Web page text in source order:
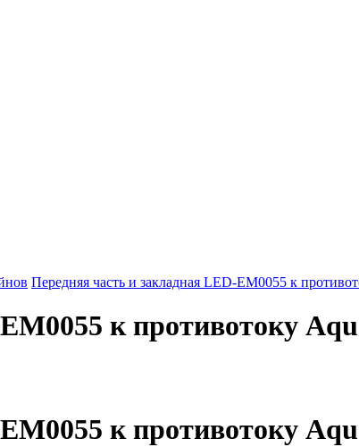
Передняя часть и закладная LED-ЕМ0055 к
к противотоку
к противотоку